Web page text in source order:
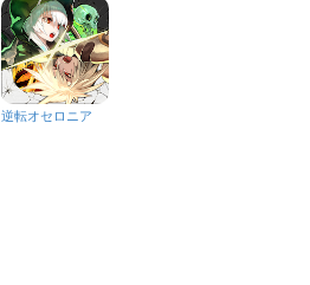
逆転オセロニア